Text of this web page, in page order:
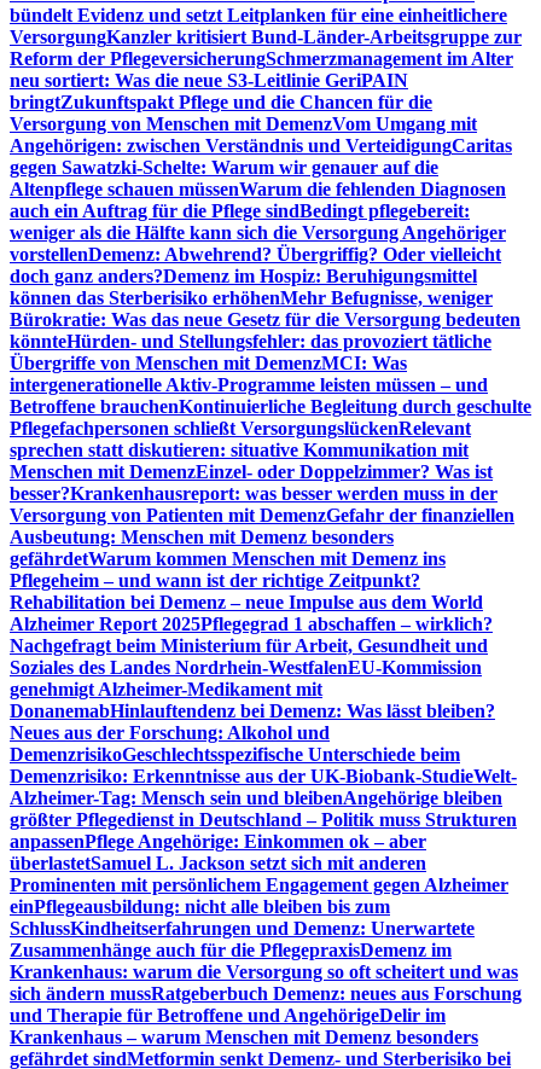
bündelt Evidenz und setzt Leitplanken für eine einheitlichere
VersorgungKanzler kritisiert Bund-Länder-Arbeitsgruppe zur
Reform der PflegeversicherungSchmerzmanagement im Alter
neu sortiert: Was die neue S3-Leitlinie GeriPAIN
bringtZukunftspakt Pflege und die Chancen für die
Versorgung von Menschen mit DemenzVom Umgang mit
Angehörigen: zwischen Verständnis und VerteidigungCaritas
gegen Sawatzki-Schelte: Warum wir genauer auf die
Altenpflege schauen müssenWarum die fehlenden Diagnosen
auch ein Auftrag für die Pflege sindBedingt pflegebereit:
weniger als die Hälfte kann sich die Versorgung Angehöriger
vorstellenDemenz: Abwehrend? Übergriffig? Oder vielleicht
doch ganz anders?Demenz im Hospiz: Beruhigungsmittel
können das Sterberisiko erhöhenMehr Befugnisse, weniger
Bürokratie: Was das neue Gesetz für die Versorgung bedeuten
könnteHürden- und Stellungsfehler: das provoziert tätliche
Übergriffe von Menschen mit DemenzMCI: Was
intergenerationelle Aktiv-Programme leisten müssen – und
Betroffene brauchenKontinuierliche Begleitung durch geschulte
Pflegefachpersonen schließt VersorgungslückenRelevant
sprechen statt diskutieren: situative Kommunikation mit
Menschen mit DemenzEinzel- oder Doppelzimmer? Was ist
besser?Krankenhausreport: was besser werden muss in der
Versorgung von Patienten mit DemenzGefahr der finanziellen
Ausbeutung: Menschen mit Demenz besonders
gefährdetWarum kommen Menschen mit Demenz ins
Pflegeheim – und wann ist der richtige Zeitpunkt?
Rehabilitation bei Demenz – neue Impulse aus dem World
Alzheimer Report 2025Pflegegrad 1 abschaffen – wirklich?
Nachgefragt beim Ministerium für Arbeit, Gesundheit und
Soziales des Landes Nordrhein-WestfalenEU-Kommission
genehmigt Alzheimer-Medikament mit
DonanemabHinlauftendenz bei Demenz: Was lässt bleiben?
Neues aus der Forschung: Alkohol und
DemenzrisikoGeschlechtsspezifische Unterschiede beim
Demenzrisiko: Erkenntnisse aus der UK-Biobank-StudieWelt-
Alzheimer-Tag: Mensch sein und bleibenAngehörige bleiben
größter Pflegedienst in Deutschland – Politik muss Strukturen
anpassenPflege Angehörige: Einkommen ok – aber
überlastetSamuel L. Jackson setzt sich mit anderen
Prominenten mit persönlichem Engagement gegen Alzheimer
einPflegeausbildung: nicht alle bleiben bis zum
SchlussKindheitserfahrungen und Demenz: Unerwartete
Zusammenhänge auch für die PflegepraxisDemenz im
Krankenhaus: warum die Versorgung so oft scheitert und was
sich ändern mussRatgeberbuch Demenz: neues aus Forschung
und Therapie für Betroffene und AngehörigeDelir im
Krankenhaus – warum Menschen mit Demenz besonders
gefährdet sindMetformin senkt Demenz- und Sterberisiko bei